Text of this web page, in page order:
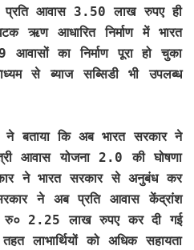
प्रति आवास 3.50 लाख रुपए ही
ऋण आधारित निर्माण में भारत
का निर्माण पूरा हो चुका
से ब्याज सब्सिडी भी उपलब्ध
ने बताया कि अब भारत सरकार ने
आवास योजना 2.0 की घोषणा
ने भारत सरकार से अनुबंध कर
ने अब प्रति आवास केंद्रांश
2.25 लाख रुपए कर दी गई
लाभार्थियों को अधिक सहायता